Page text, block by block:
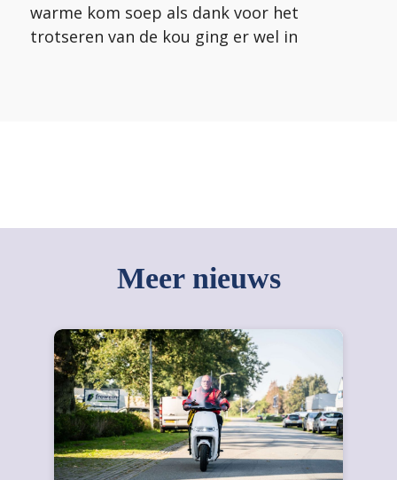
warme kom soep als dank voor het
trotseren van de kou ging er wel in
Meer nieuws